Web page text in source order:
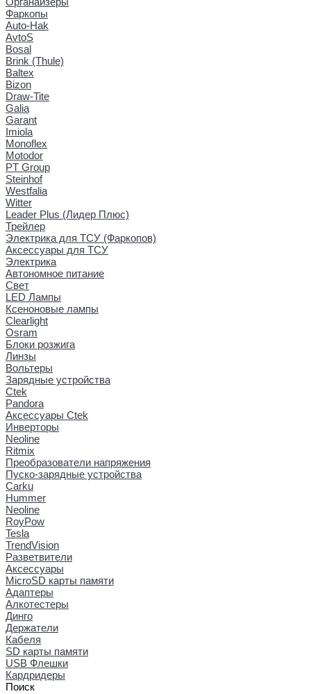
Фаркопы
Auto-Hak
AvtoS
Bosal
Brink (Thule)
Baltex
Bizon
Draw-Tite
Galia
Garant
Imiola
Monoflex
Motodor
PT Group
Steinhof
Westfalia
Witter
Leader Plus (Лидер Плюс)
Трейлер
Электрика для ТСУ (Фаркопов)
Аксессуары для ТСУ
Электрика
Автономное питание
Свет
LED Лампы
Ксеноновые лампы
Clearlight
Osram
Блоки розжига
Линзы
Вольтеры
Зарядные устройства
Ctek
Pandora
Аксессуары Ctek
Инверторы
Neoline
Ritmix
Преобразователи напряжения
Пуско-зарядные устройства
Carku
Hummer
Neoline
RoyPow
Tesla
TrendVision
Разветвители
Аксессуары
MicroSD карты памяти
Адаптеры
Алкотестеры
Динго
Держатели
Кабеля
SD карты памяти
USB Флешки
Кардридеры
Поиск